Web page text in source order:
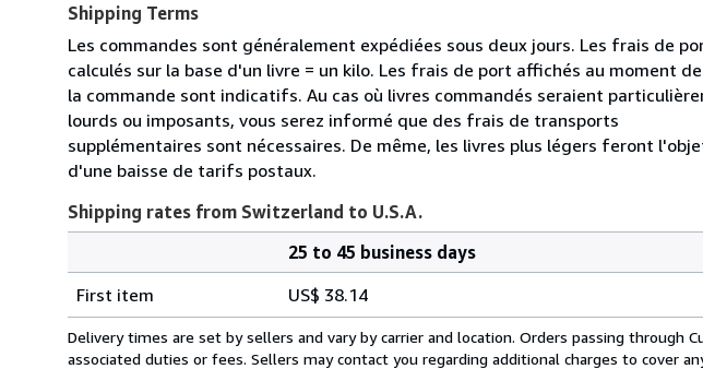
Shipping Terms
Les commandes sont généralement expédiées sous deux jours. Les frais de
calculés sur la base d'un livre = un kilo. Les frais de port affichés au moment de
la commande sont indicatifs. Au cas où livres commandés seraient
lourds ou imposants, vous serez informé que des frais de transports
supplémentaires sont nécessaires. De même, les livres plus légers feront
d'une baisse de tarifs postaux.
Shipping rates from Switzerland to U.S.A.
rates
from
Switzerland
25 to 45 business days
First item
US$ 38.14
Delivery times are set by sellers and vary by carrier and location. Orders passing through
associated duties or fees. Sellers may contact you regarding additional charges to cover